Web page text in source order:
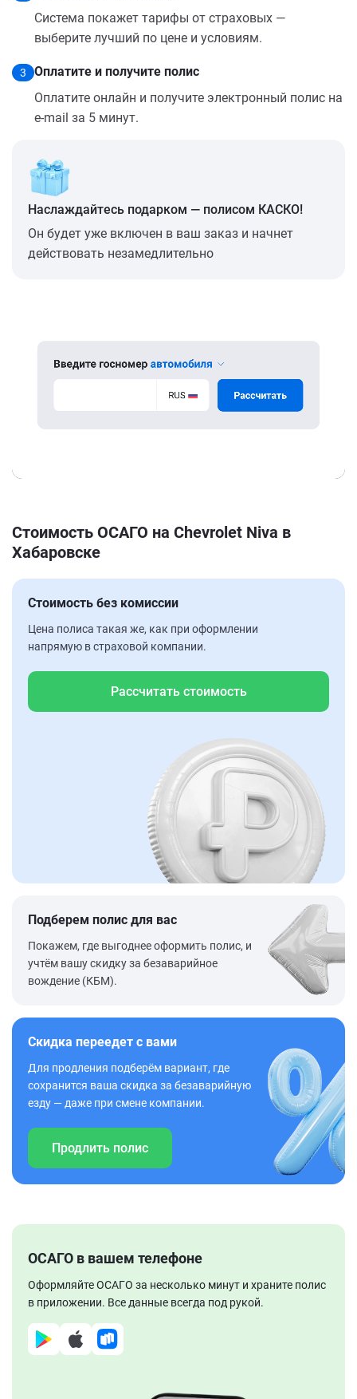
Система покажет тарифы от страховых —
выберите лучший по цене и условиям.
3
Оплатите и получите полис
Оплатите онлайн и получите электронный полис на
e-mail за 5 минут.
Наслаждайтесь подарком — полисом КАСКО!
Он будет уже включен в ваш заказ и начнет
действовать незамедлительно
Стоимость ОСАГО на Chevrolet Niva в
Хабаровске
Стоимость без комиссии
Цена полиса такая же, как при оформлении
напрямую в страховой компании.
Рассчитать стоимость
Подберем полис для вас
Покажем, где выгоднее оформить полис, и
учтём вашу скидку за безаварийное
вождение (КБМ).
Скидка переедет с вами
Для продления подберём вариант, где
сохранится ваша скидка за безаварийную
езду — даже при смене компании.
Продлить полис
ОСАГО в вашем телефоне
Оформляйте ОСАГО за несколько минут и храните полис
в приложении. Все данные всегда под рукой.